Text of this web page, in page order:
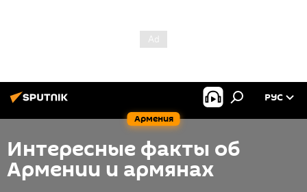
Армения
РУС
Интересные факты об
Армении и армянах